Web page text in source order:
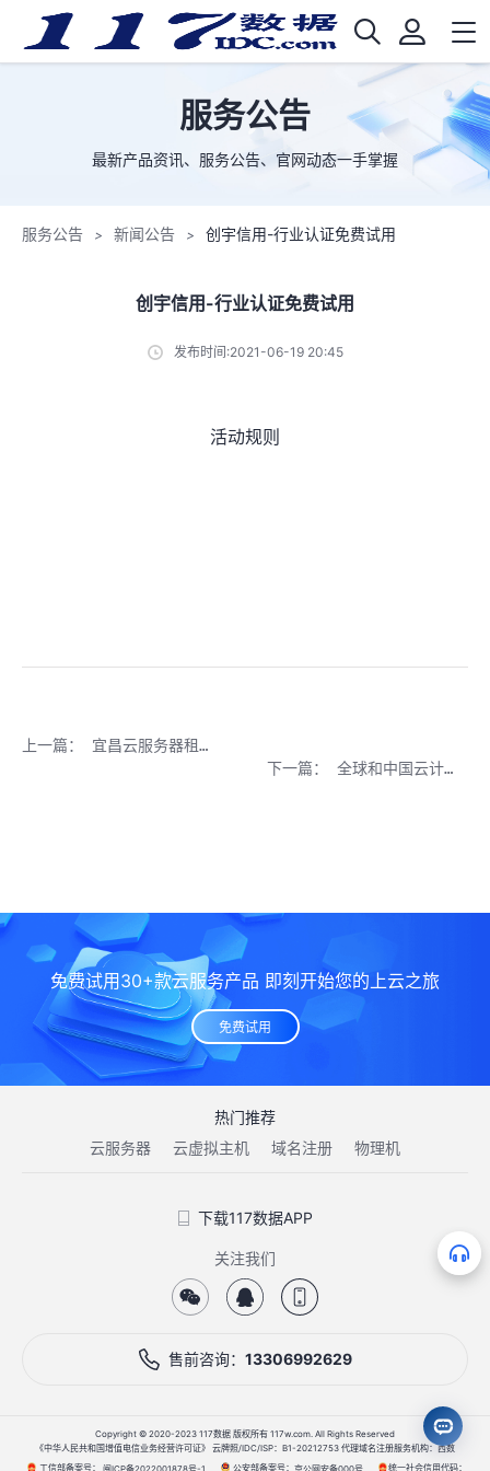
服务公告
最新产品资讯、服务公告、官网动态一手掌握
服务公告 > 新闻公告 > 创宇信用-行业认证免费试用
创宇信用-行业认证免费试用
发布时间:2021-06-19 20:45
活动规则
上一篇：
宜昌云服务器租用_宜昌服务器托管_宜昌代理IP_宜昌拨号VPS
下一篇：
全球和中国云计算市场分析报告
免费试用30+款云服务产品 即刻开始您的上云之旅
免费试用
热门推荐
云服务器
云虚拟主机 域名注册 物理机
下载117数据APP
关注我们
售前咨询： 13306992629
Copyright © 2020-2023 117数据 版权所有 117w.com. All Rights Reserved
《中华人民共和国增值电信业务经营许可证》 云牌照/IDC/ISP：B1-20212753 代理域名注册服务机构：西数
工信部备案号：闽ICP备2022001878号-1 公安部备案号： 京公网安备000号 统一社会信用代码：